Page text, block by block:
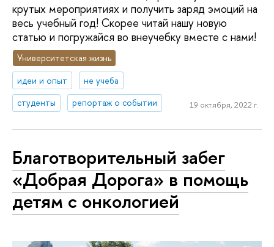
крутых мероприятиях и получить заряд эмоций на
весь учебный год! Скорее читай нашу новую
статью и погружайся во внеучебку вместе с нами!
Университетская жизнь
идеи и опыт
не учеба
студенты
репортаж о событии 19 октября, 2022 г.
Благотворительный забег
«Добрая Дорога» в помощь
детям с онкологией